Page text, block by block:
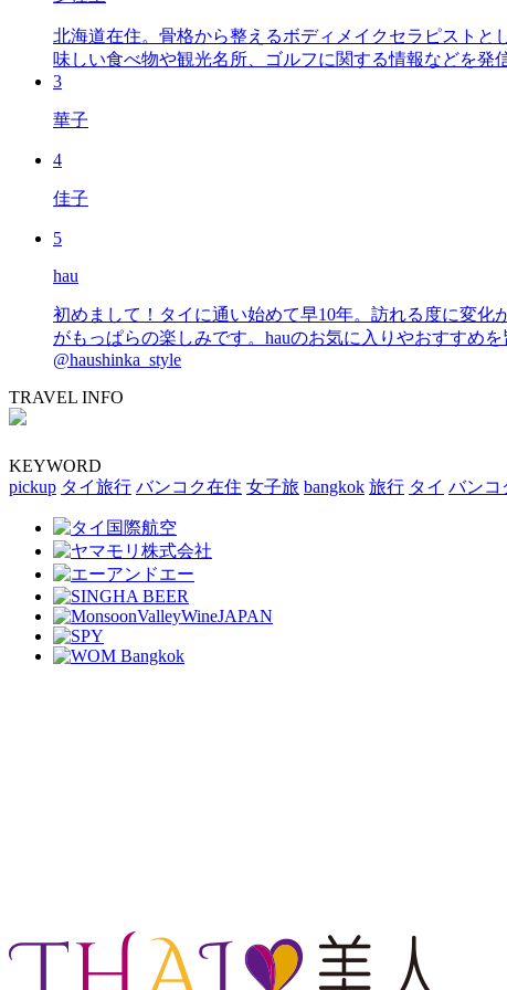
北海道在住。骨格から整えるボディメイクセラピストと
味しい食べ物や観光名所、ゴルフに関する情報などを発
3
華子
4
佳子
5
hau
初めまして！タイに通い始めて早10年。訪れる度に変
がもっぱらの楽しみです。hauのお気に入りやおすすめを
@haushinka_style
TRAVEL INFO
KEYWORD
pickup タイ旅行 バンコク在住 女子旅 bangkok 旅行 タイ バンコ